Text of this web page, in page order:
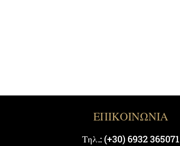
ΕΠΙΚΟΙΝΩΝΙΑ
Τηλ.: (+30) 6932 365071